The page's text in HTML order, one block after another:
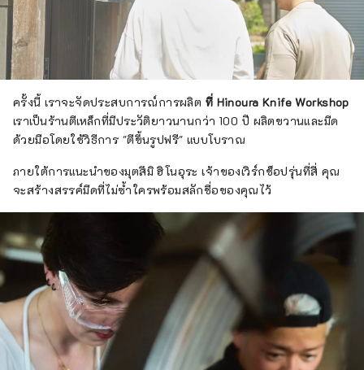
ครั้งนี้ เราจะจัดประสบการณ์การผลิต ที่ Hinoura Knife Workshop
เราเป็นร้านตีเหล็กที่มีประวัติยาวนานกว่า 100 ปี ผลิตขวานและมีด
ด้วยมือโดยใช้วิธีการ "ตีขึ้นรูปฟรี" แบบโบราณ
ภายใต้การแนะนำของมุตสึมิ ฮิโนอุระ เจ้าของเวิร์กช็อปรุ่นที่สี่ คุณ
จะสร้างสรรค์มีดที่ไม่ซ้ำใครพร้อมสลักชื่อของคุณไว้